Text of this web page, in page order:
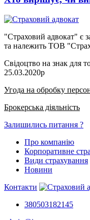
"Страховий адвокат" є
та належить ТОВ
Свідоцтво на знак для
25.03.2020р
Угода на обробку
Брокерська діяльність
Залишились питання ?
Про компанію
Корпоративне
Види страхування
Новини
Контакти
380503182145